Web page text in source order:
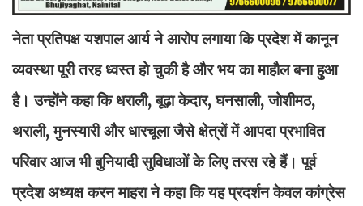
नेता प्रतिपक्ष यशपाल आर्य ने आरोप लगाया कि प्रदेश में कानून
व्यवस्था पूरी तरह ध्वस्त हो चुकी है और भय का माहौल बना हुआ
है। उन्होंने कहा कि धराली, बूढ़ा केदार, घनसाली, जोशीमठ,
थराली, मुनस्यारी और धारचूला जैसे क्षेत्रों में आपदा प्रभावित
परिवार आज भी बुनियादी सुविधाओं के लिए तरस रहे हैं। पूर्व
प्रदेश अध्यक्ष करन माहरा ने कहा कि यह प्रदर्शन केवल कांग्रेस